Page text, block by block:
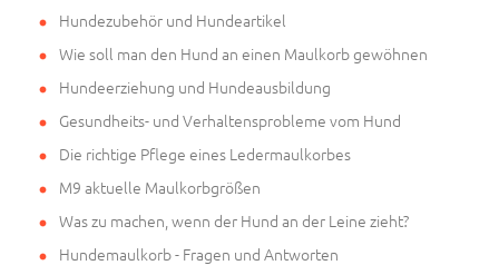
Hundezubehör und Hundeartikel
Wie soll man den Hund an einen Maulkorb gewöhnen
Hundeerziehung und Hundeausbildung
Gesundheits- und Verhaltensprobleme vom Hund
Die richtige Pflege eines Ledermaulkorbes
M9 aktuelle Maulkorbgrößen
Was zu machen, wenn der Hund an der Leine zieht?
Hundemaulkorb - Fragen und Antworten